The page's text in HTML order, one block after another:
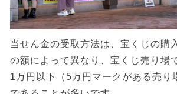
当せん金の受取方法は、宝くじの購
の額によって異なり、宝くじ売り場
1万円以下（5万円マークがある売り